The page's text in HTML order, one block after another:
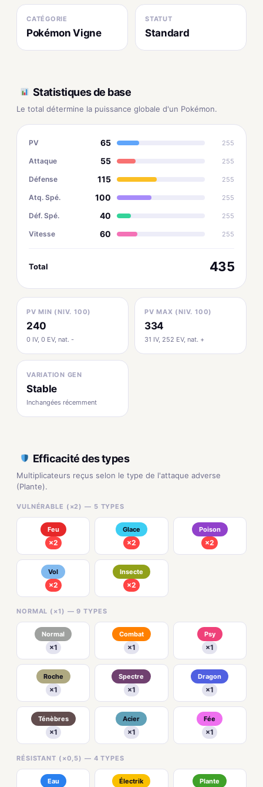
CATÉGORIE
Pokémon Vigne
STATUT
Standard
Statistiques de base
Le total détermine la puissance globale d'un Pokémon.
PV 65 255
Attaque 55 255
Défense 115 255
Atq. Spé. 100 255
Déf. Spé. 40 255
Vitesse 60 255
Total 435
PV MIN (NIV. 100)
240
0 IV, 0 EV, nat. -
PV MAX (NIV. 100)
334
31 IV, 252 EV, nat. +
VARIATION GEN
Stable
Inchangées récemment
Efficacité des types
Multiplicateurs reçus selon le type de l'attaque adverse
(Plante).
VULNÉRABLE (×2) — 5 TYPES
Feu
×2
Glace
×2
Poison
×2
Vol
×2
Insecte
×2
NORMAL (×1) — 9 TYPES
Normal
×1
Combat
×1
Psy
×1
Roche
×1
Spectre
×1
Dragon
×1
Ténèbres
×1
Acier
×1
Fée
×1
RÉSISTANT (×0,5) — 4 TYPES
Eau Électrik Plante